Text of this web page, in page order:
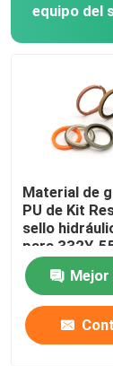
Vídeos
Sobre
Viaje de la
Control de
Éntrenos
Noticias
equipo del
Material de
PU de Kit
sello
para 332Y-